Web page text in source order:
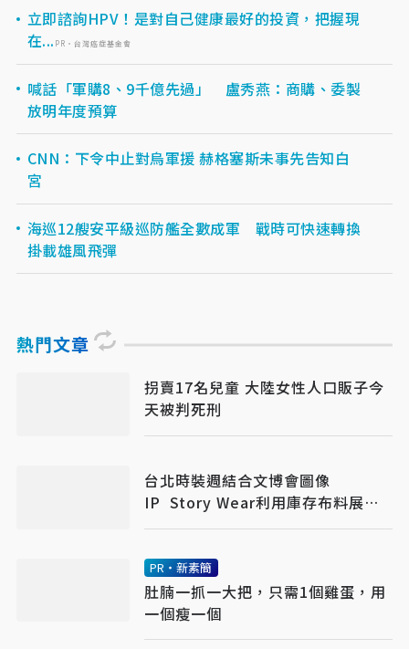
立即諮詢HPV！是對自己健康最好的投資，把握現
在... PR・台灣癌症基金會
喊話「軍購8、9千億先過」 盧秀燕：商購、委製
放明年度預算
CNN：下令中止對烏軍援 赫格塞斯未事先告知白
宮
海巡12艘安平級巡防艦全數成軍 戰時可快速轉換
掛載雄風飛彈
熱門文章
拐賣17名兒童 大陸女性人口販子今
天被判死刑
台北時裝週結合文博會圖像
IP Story Wear利用庫存布料展現
零廢精神
PR・新素簡
肚腩一抓一大把，只需1個雞蛋，用
一個瘦一個